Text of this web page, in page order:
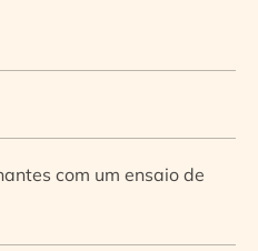
com um ensaio de